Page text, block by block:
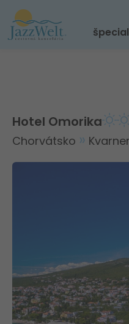
Hotel Omorika
Chorvátsko Kvarner